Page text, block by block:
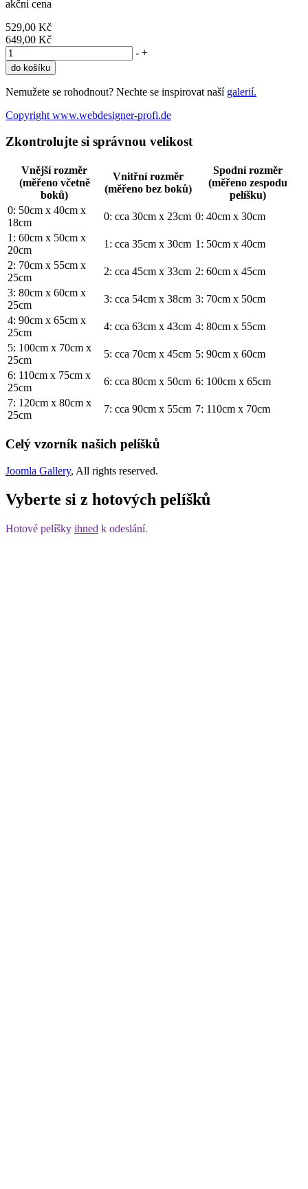
akční cena
529,00 Kč
649,00 Kč
- +
Nemužete se rohodnout? Nechte se inspirovat naší galerií.
Copyright www.webdesigner-profi.de
Zkontrolujte si správnou velikost
Vnější rozměr
(měřeno včetně
boků)
Vnitřní rozměr
(měřeno bez boků)
Spodní rozměr
(měřeno zespodu
pelíšku)
0: 50cm x 40cm x
18cm
0: cca 30cm x 23cm 0: 40cm x 30cm
1: 60cm x 50cm x
20cm
1: cca 35cm x 30cm 1: 50cm x 40cm
2: 70cm x 55cm x
25cm
2: cca 45cm x 33cm 2: 60cm x 45cm
3: 80cm x 60cm x
25cm
3: cca 54cm x 38cm 3: 70cm x 50cm
4: 90cm x 65cm x
25cm
4: cca 63cm x 43cm 4: 80cm x 55cm
5: 100cm x 70cm x
25cm
5: cca 70cm x 45cm 5: 90cm x 60cm
6: 110cm x 75cm x
25cm
6: cca 80cm x 50cm 6: 100cm x 65cm
7: 120cm x 80cm x
25cm
7: cca 90cm x 55cm 7: 110cm x 70cm
Celý vzorník našich pelíšků
Joomla Gallery, All rights reserved.
Vyberte si z hotových pelíšků
Hotové pelíšky ihned k odeslání.